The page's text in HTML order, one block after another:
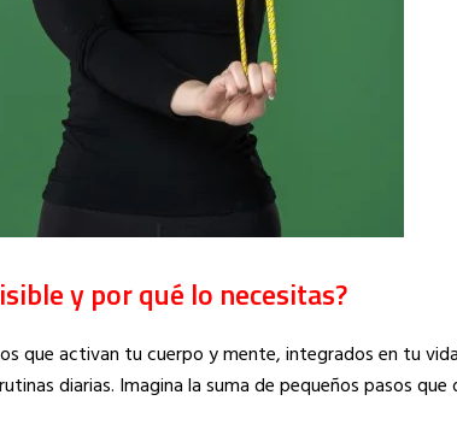
y por qué lo necesitas?
que activan tu cuerpo y mente, integrados en tu
diarias. Imagina la suma de pequeños pasos que